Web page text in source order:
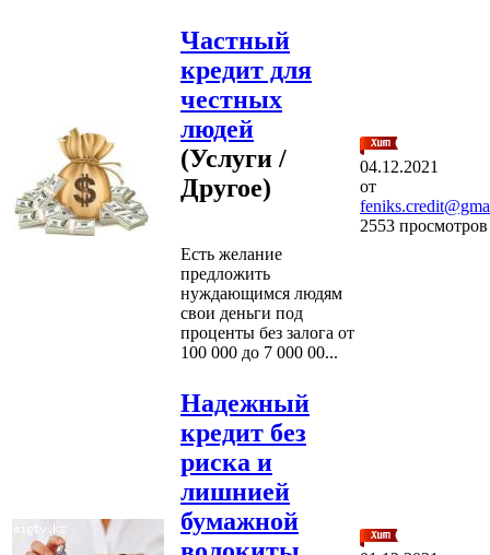
Частный
кредит для
честных
людей
(Услуги /
Другое)
Есть желание
предложить
нуждающимся людям
свои деньги под
проценты без залога от
100 000 до 7 000 00...
04.12.2021
от
2553 просмотров
Надежный
кредит без
риска и
лишнией
бумажной